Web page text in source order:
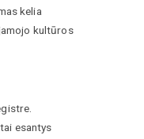
kelia
kultūros
esantys